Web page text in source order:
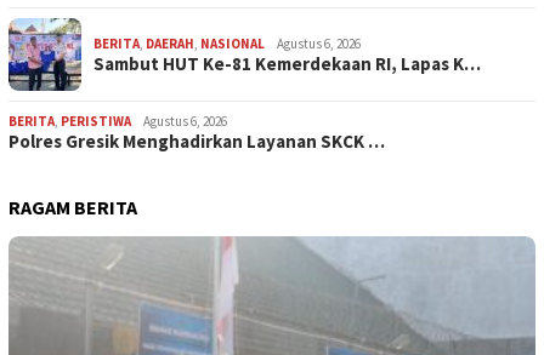
BERITA, DAERAH, NASIONAL Agustus 6, 2026
Sambut HUT Ke-81 Kemerdekaan RI, Lapas K…
BERITA, PERISTIWA Agustus 6, 2026
Polres Gresik Menghadirkan Layanan SKCK …
RAGAM BERITA